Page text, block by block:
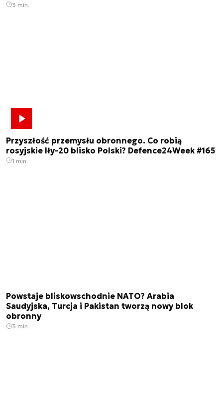
3 min.
Przyszłość przemysłu obronnego. Co robią
rosyjskie Iły-20 blisko Polski? Defence24Week #165
1 min.
Powstaje bliskowschodnie NATO? Arabia
Saudyjska, Turcja i Pakistan tworzą nowy blok
obronny
3 min.